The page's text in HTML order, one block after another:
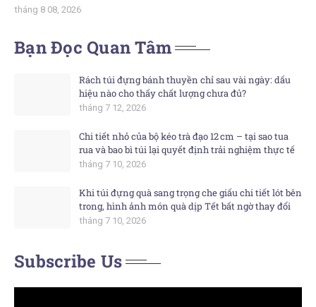
tháng 8 08, 2026
Bạn Đọc Quan Tâm
Rách túi đựng bánh thuyền chỉ sau vài ngày: dấu
hiệu nào cho thấy chất lượng chưa đủ?
tháng 7 12, 2026
Chi tiết nhỏ của bộ kéo trà đạo 12 cm – tại sao tua
rua và bao bì túi lại quyết định trải nghiệm thực tế
tháng 7 10, 2026
Khi túi đựng quà sang trọng che giấu chi tiết lót bên
trong, hình ảnh món quà dịp Tết bất ngờ thay đổi
tháng 7 10, 2026
Subscribe Us